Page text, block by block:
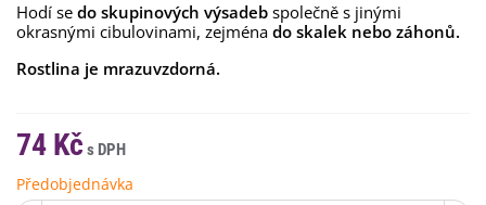
Hodí se do skupinových výsadeb společně s jinými
okrasnými cibulovinami, zejména do skalek nebo záhonů.
Rostlina je mrazuvzdorná.
74 Kč
Předobjednávka